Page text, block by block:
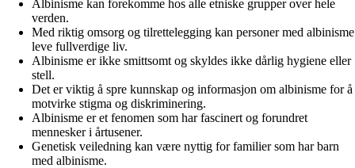
Albinisme kan forekomme hos alle etniske grupper over hele
verden.
Med riktig omsorg og tilrettelegging kan personer med albinisme
leve fullverdige liv.
Albinisme er ikke smittsomt og skyldes ikke dårlig hygiene eller
stell.
Det er viktig å spre kunnskap og informasjon om albinisme for å
motvirke stigma og diskriminering.
Albinisme er et fenomen som har fascinert og forundret
mennesker i årtusener.
Genetisk veiledning kan være nyttig for familier som har barn
med albinisme.